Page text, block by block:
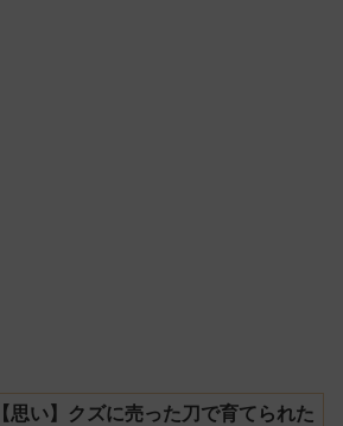
【思い】クズに売った刀で育てられた